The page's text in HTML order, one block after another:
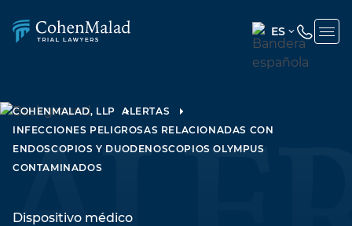
ES
ENGLISH
SPANISH
COHENMALAD, LLP ALERTAS
INFECCIONES PELIGROSAS RELACIONADAS CON
ENDOSCOPIOS Y DUODENOSCOPIOS OLYMPUS
CONTAMINADOS
Dispositivo médico